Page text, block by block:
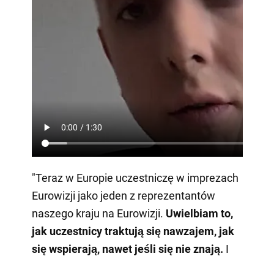
"Teraz w Europie uczestniczę w imprezach
Eurowizji jako jeden z reprezentantów
naszego kraju na Eurowizji. Uwielbiam to,
jak uczestnicy traktują się nawzajem, jak
się wspierają, nawet jeśli się nie znają. I